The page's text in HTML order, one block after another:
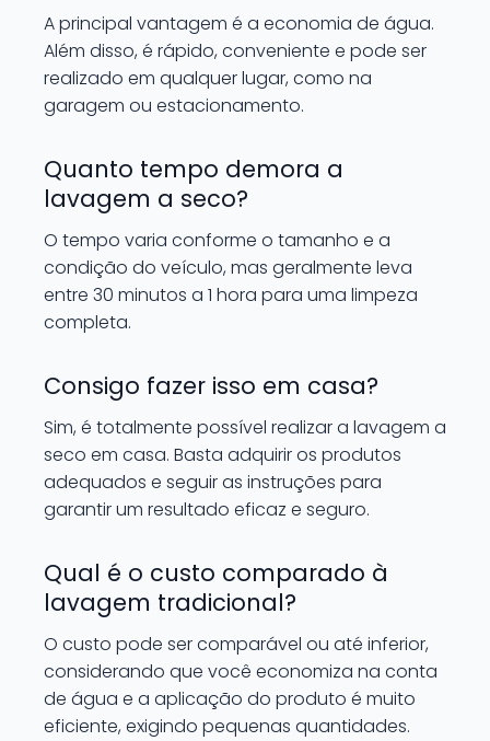
A principal vantagem é a economia de água.
Além disso, é rápido, conveniente e pode ser
realizado em qualquer lugar, como na
garagem ou estacionamento.
Quanto tempo demora a
lavagem a seco?
O tempo varia conforme o tamanho e a
condição do veículo, mas geralmente leva
entre 30 minutos a 1 hora para uma limpeza
completa.
Consigo fazer isso em casa?
Sim, é totalmente possível realizar a lavagem a
seco em casa. Basta adquirir os produtos
adequados e seguir as instruções para
garantir um resultado eficaz e seguro.
Qual é o custo comparado à
lavagem tradicional?
O custo pode ser comparável ou até inferior,
considerando que você economiza na conta
de água e a aplicação do produto é muito
eficiente, exigindo pequenas quantidades.